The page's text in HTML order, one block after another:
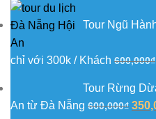
Tour Ngũ
chỉ với 300k / Khách 600,000₫
Tour Rừng
An từ Đà Nẵng 600,000₫ Giá